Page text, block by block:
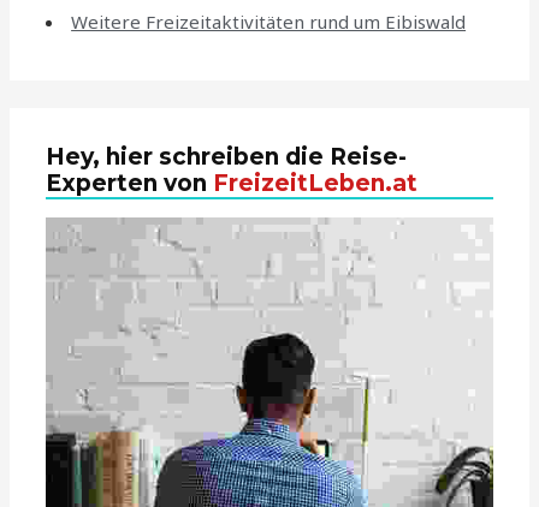
Weitere Freizeitaktivitäten rund um Eibiswald
Hey, hier schreiben die Reise-
Experten von FreizeitLeben.at